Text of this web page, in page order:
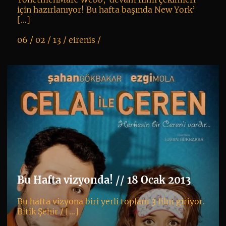
için hazırlanıyor! Bu hafta başında New York’
[…]
06 / 02 / 13 / eirenis /
Bu Hafta vizyonda! // 18 Ocak 2013
Bu hafta vizyona biri yerli toplam 3 film giriyor.
Bitik Şehir / […]